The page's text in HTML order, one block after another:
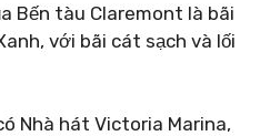
Bến tàu Claremont là bãi
với bãi cát sạch và lối
Nhà hát Victoria Marina,